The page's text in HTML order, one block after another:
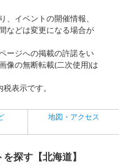
イベントの開催情報、
などは変更になる場合が
ージへの掲載の許諾をい
像の無断転載(二次使用)は
表示です。
地図・アクセス
探す【北海道】